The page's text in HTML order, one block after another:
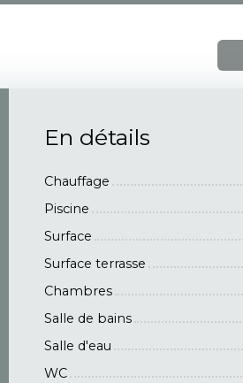
En détails
Chauffage
Piscine
Surface
Surface terrasse
Chambres
Salle de bains
Salle d'eau
WC